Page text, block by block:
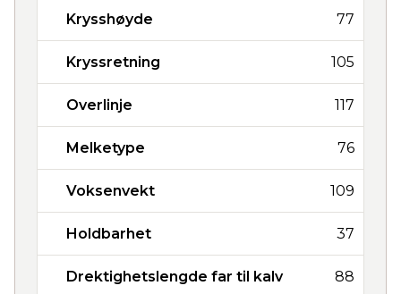
Krysshøyde 77
Kryssretning 105
Overlinje 117
Melketype 76
Voksenvekt 109
Holdbarhet 37
Drektighetslengde far til kalv 88